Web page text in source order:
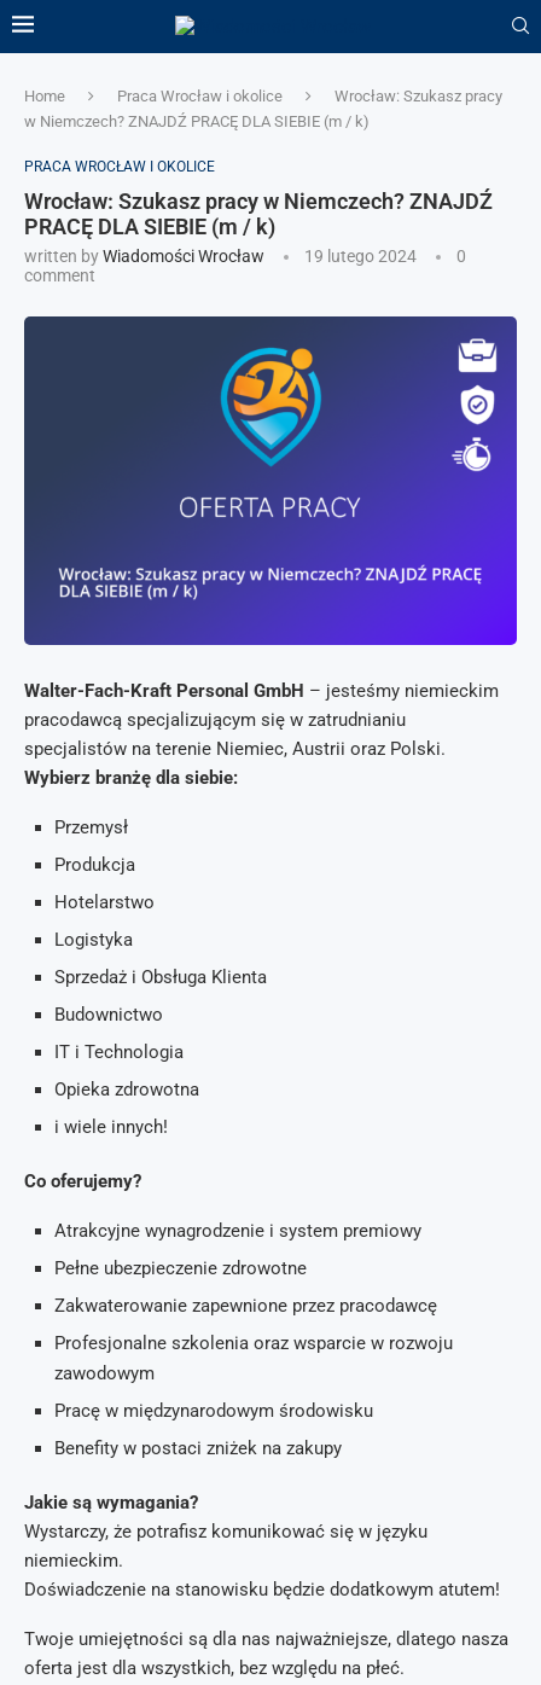
Home Praca Wrocław i okolice
Wrocław: Szukasz pracy
w Niemczech? ZNAJDŹ PRACĘ DLA SIEBIE (m / k)
PRACA WROCŁAW I OKOLICE
Wrocław: Szukasz pracy w Niemczech? ZNAJDŹ
PRACĘ DLA SIEBIE (m / k)
written byWiadomości Wrocław 19 lutego 2024
0
comment
Walter-Fach-Kraft Personal GmbH – jesteśmy niemieckim
pracodawcą specjalizującym się w zatrudnianiu
specjalistów na terenie Niemiec, Austrii oraz Polski.
Wybierz branżę dla siebie:
Przemysł
Produkcja
Hotelarstwo
Logistyka
Sprzedaż i Obsługa Klienta
Budownictwo
IT i Technologia
Opieka zdrowotna
i wiele innych!
Co oferujemy?
Atrakcyjne wynagrodzenie i system premiowy
Pełne ubezpieczenie zdrowotne
Zakwaterowanie zapewnione przez pracodawcę
Profesjonalne szkolenia oraz wsparcie w rozwoju
zawodowym
Pracę w międzynarodowym środowisku
Benefity w postaci zniżek na zakupy
Jakie są wymagania?
Wystarczy, że potrafisz komunikować się w języku
niemieckim.
Doświadczenie na stanowisku będzie dodatkowym atutem!
Twoje umiejętności są dla nas najważniejsze, dlatego nasza
oferta jest dla wszystkich, bez względu na płeć.